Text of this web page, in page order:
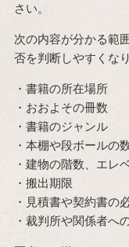
さい。
次の内容が分かる範
否を判断しやすくなり
・書籍の所在場所
・おおよその冊数
・書籍のジャンル
・本棚や段ボールの
・建物の階数、エレ
・搬出期限
・見積書や契約書の
・裁判所や関係者へ